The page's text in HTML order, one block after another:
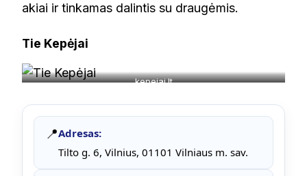
akiai ir tinkamas dalintis su draugėmis.
Tie Kepėjai
kepejai.lt
📍Adresas:
Tilto g. 6, Vilnius, 01101 Vilniaus m. sav.